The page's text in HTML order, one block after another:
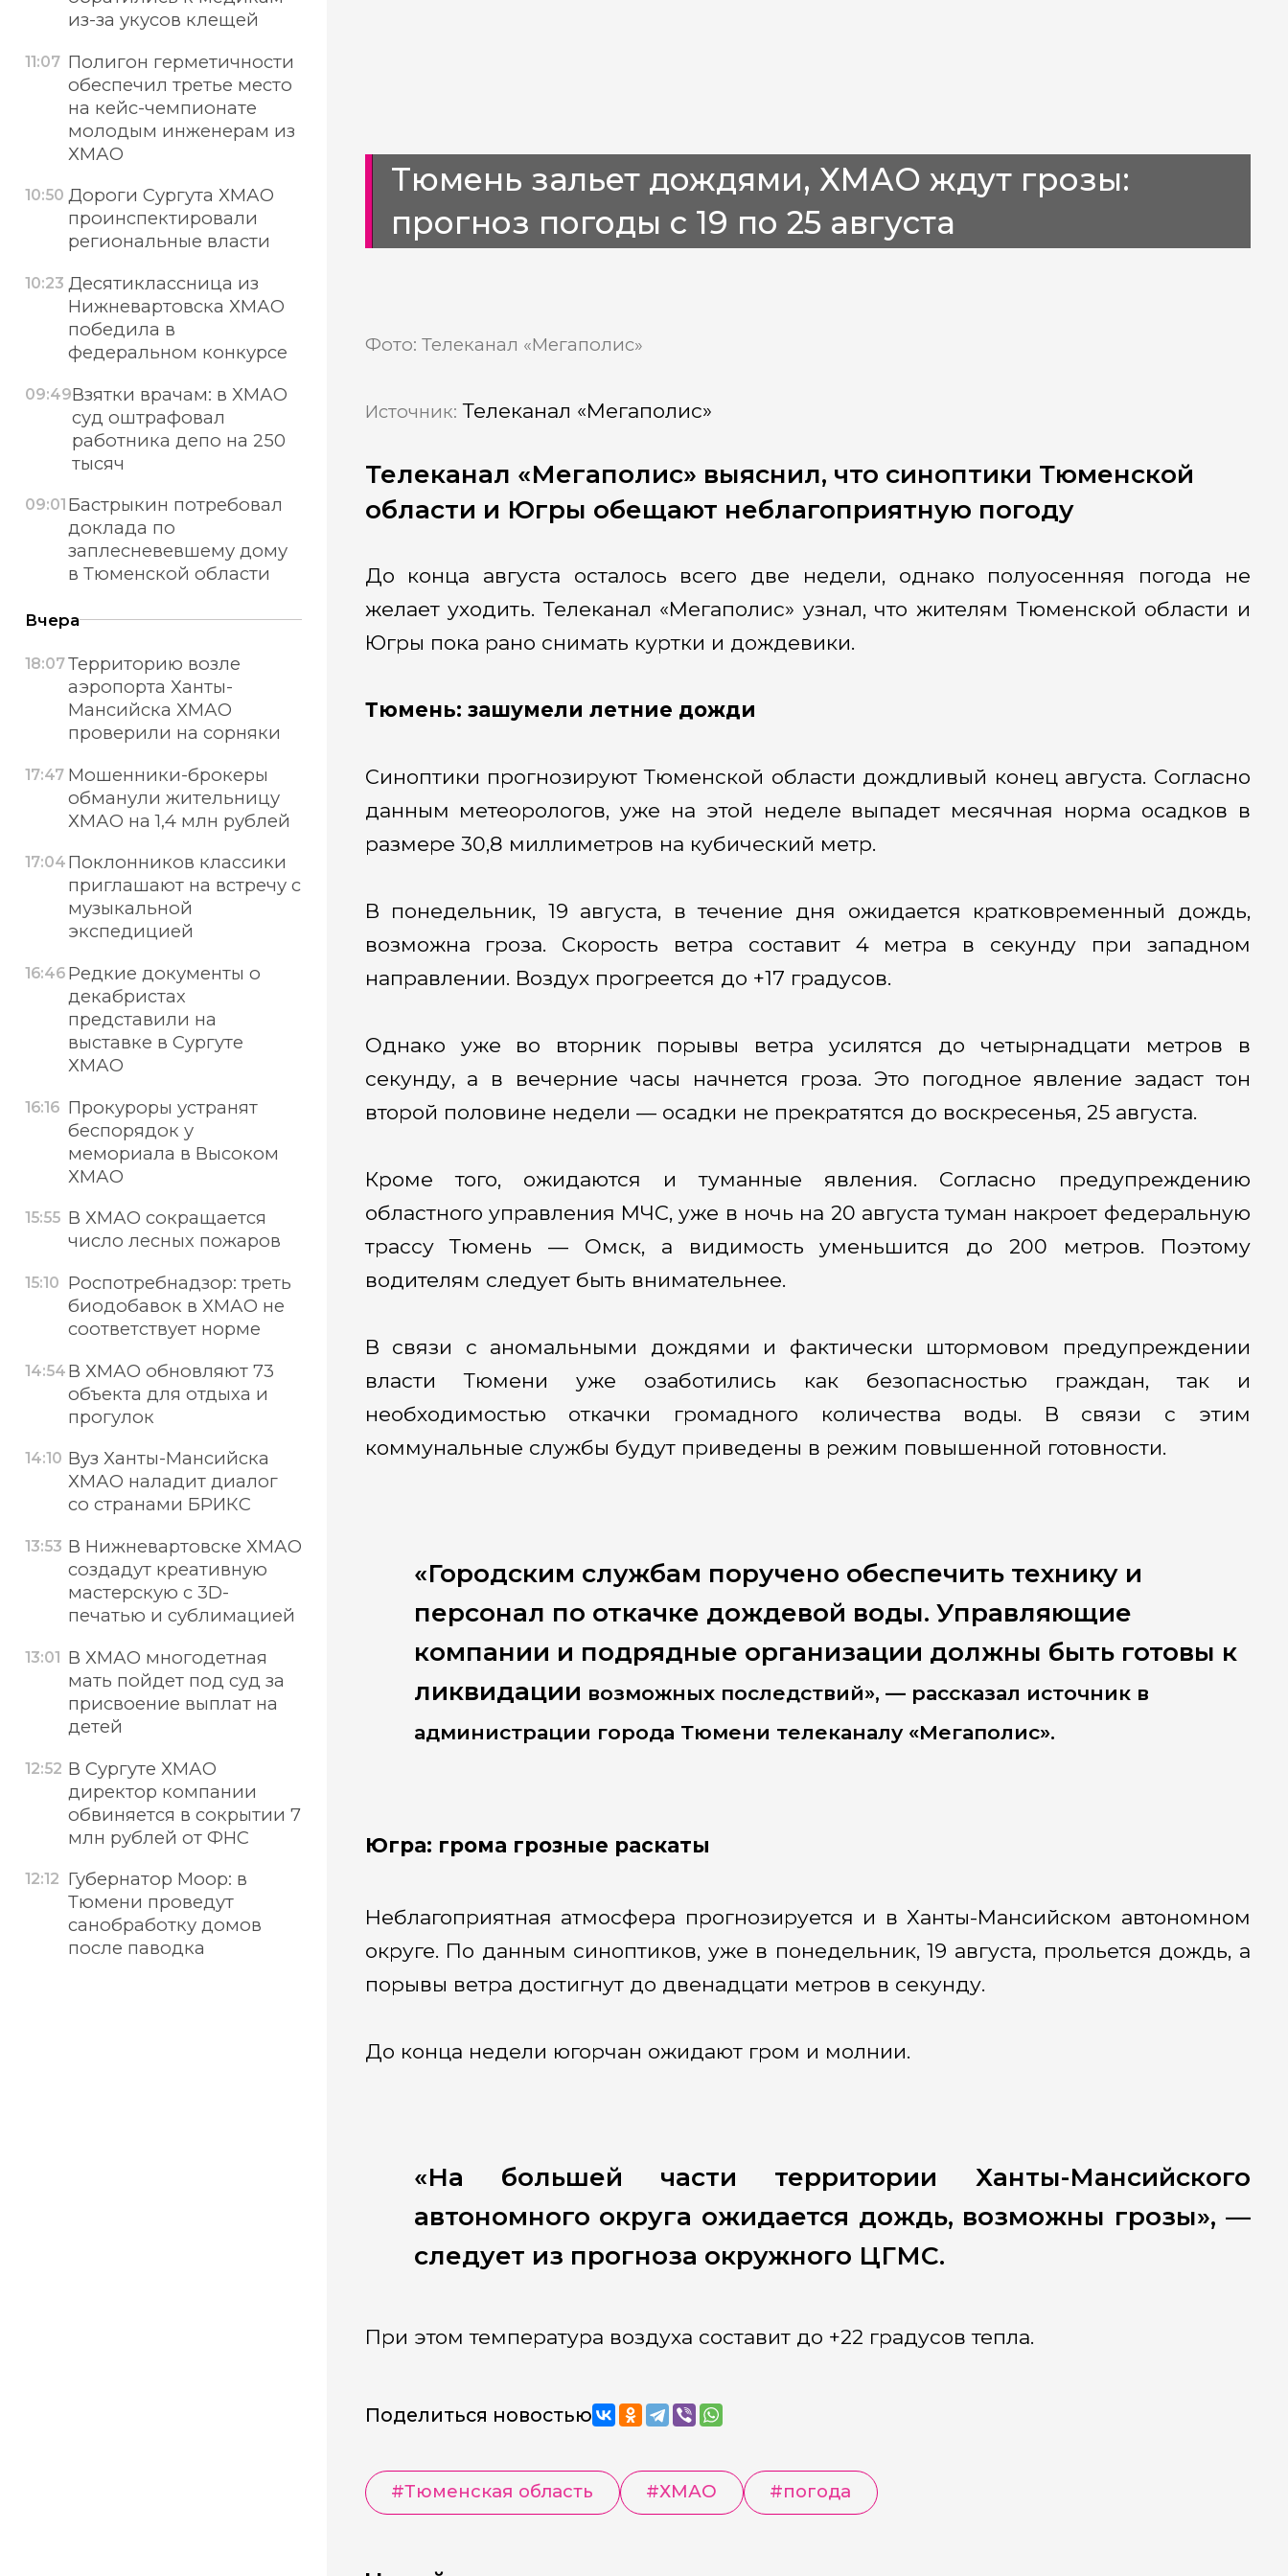
Тюмень зальет дождями, ХМАО ждут грозы:
прогноз погоды с 19 по 25 августа
Фото: Телеканал «Мегаполис»
Источник: Телеканал «Мегаполис»
Телеканал «Мегаполис» выяснил, что синоптики Тюменской
области и Югры обещают неблагоприятную погоду
До конца августа осталось всего две недели, однако полуосенняя погода не
желает уходить. Телеканал «Мегаполис» узнал, что жителям Тюменской области и
Югры пока рано снимать куртки и дождевики.
Тюмень: зашумели летние дожди
Синоптики прогнозируют Тюменской области дождливый конец августа. Согласно
данным метеорологов, уже на этой неделе выпадет месячная норма осадков в
размере 30,8 миллиметров на кубический метр.
В понедельник, 19 августа, в течение дня ожидается кратковременный дождь,
возможна гроза. Скорость ветра составит 4 метра в секунду при западном
направлении. Воздух прогреется до +17 градусов.
Однако уже во вторник порывы ветра усилятся до четырнадцати метров в
секунду, а в вечерние часы начнется гроза. Это погодное явление задаст тон
второй половине недели — осадки не прекратятся до воскресенья, 25 августа.
Кроме того, ожидаются и туманные явления. Согласно предупреждению
областного управления МЧС, уже в ночь на 20 августа туман накроет федеральную
трассу Тюмень — Омск, а видимость уменьшится до 200 метров. Поэтому
водителям следует быть внимательнее.
В связи с аномальными дождями и фактически штормовом предупреждении
власти Тюмени уже озаботились как безопасностью граждан, так и
необходимостью откачки громадного количества воды. В связи с этим
коммунальные службы будут приведены в режим повышенной готовности.
«Городским службам поручено обеспечить технику и
персонал по откачке дождевой воды. Управляющие
компании и подрядные организации должны быть готовы к
ликвидации возможных последствий», — рассказал источник в
администрации города Тюмени телеканалу «Мегаполис».
Югра: грома грозные раскаты
Неблагоприятная атмосфера прогнозируется и в Ханты-Мансийском автономном
округе. По данным синоптиков, уже в понедельник, 19 августа, прольется дождь, а
порывы ветра достигнут до двенадцати метров в секунду.
До конца недели югорчан ожидают гром и молнии.
«На большей части территории Ханты-Мансийского
автономного округа ожидается дождь, возможны грозы», —
следует из прогноза окружного ЦГМС.
При этом температура воздуха составит до +22 градусов тепла.
Поделиться новостью
#Тюменская область #ХМАО #погода
из-за укусов клещей
11:07 Полигон герметичности
обеспечил третье место
на кейс-чемпионате
молодым инженерам из
ХМАО
10:50 Дороги Сургута ХМАО
проинспектировали
региональные власти
10:23 Десятиклассница из
Нижневартовска ХМАО
победила в
федеральном конкурсе
09:49Взятки врачам: в ХМАО
суд оштрафовал
работника депо на 250
тысяч
09:01 Бастрыкин потребовал
доклада по
заплесневевшему дому
в Тюменской области
Вчера
18:07Территорию возле
аэропорта Ханты-
Мансийска ХМАО
проверили на сорняки
17:47 Мошенники-брокеры
обманули жительницу
ХМАО на 1,4 млн рублей
17:04 Поклонников классики
приглашают на встречу с
музыкальной
экспедицией
16:46 Редкие документы о
декабристах
представили на
выставке в Сургуте
ХМАО
16:16 Прокуроры устранят
беспорядок у
мемориала в Высоком
ХМАО
15:55 В ХМАО сокращается
число лесных пожаров
15:10 Роспотребнадзор: треть
биодобавок в ХМАО не
соответствует норме
14:54 В ХМАО обновляют 73
объекта для отдыха и
прогулок
14:10 Вуз Ханты-Мансийска
ХМАО наладит диалог
со странами БРИКС
13:53 В Нижневартовске ХМАО
создадут креативную
мастерскую с 3D-
печатью и сублимацией
13:01 В ХМАО многодетная
мать пойдет под суд за
присвоение выплат на
детей
12:52 В Сургуте ХМАО
директор компании
обвиняется в сокрытии 7
млн рублей от ФНС
12:12 Губернатор Моор: в
Тюмени проведут
санобработку домов
после паводка